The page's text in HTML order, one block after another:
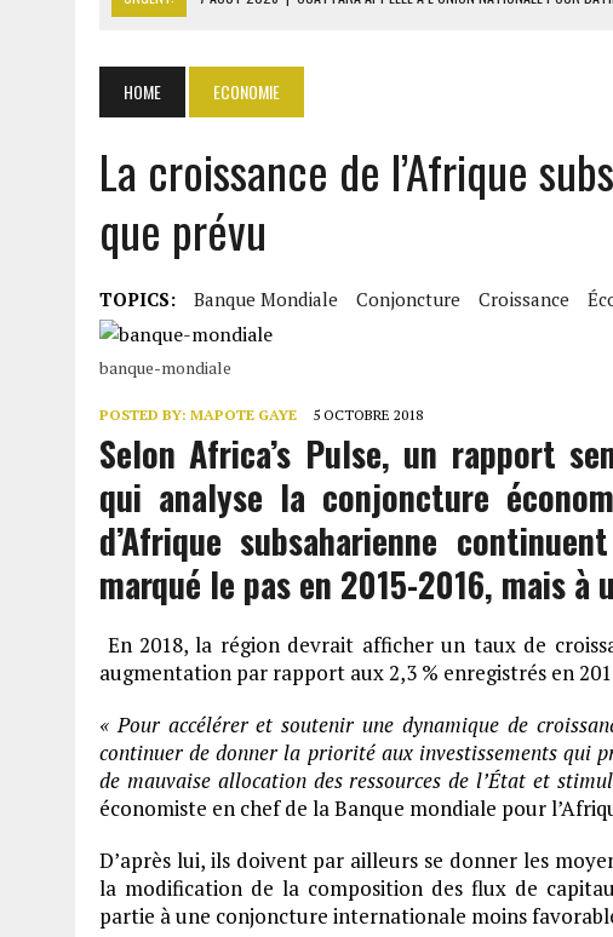
7 AOÛT 2026 | LE PREMIER MINISTRE GUINÉEN SALUE LE MODÈLE IVOIRIEN DE
GAZ GTA : KOSMOS ENERGY ACTUALISE L’AVANCEMENT DU PROJET
HOME ECONOMIE
La croissance de l’Afrique
que prévu
TOPICS: Banque Mondiale Conjoncture Croissance
banque-mondiale
POSTED BY: MAPOTE GAYE 5 OCTOBRE 2018
Selon Africa’s Pulse, un rapport
qui analyse la conjoncture
d’Afrique subsaharienne
marqué le pas en 2015-2016, mais
En 2018, la région devrait afficher un taux de
augmentation par rapport aux 2,3 % enregistrés en
« Pour accélérer et soutenir une dynamique de
continuer de donner la priorité aux investissements qui
de mauvaise allocation des ressources de l’État et
économiste en chef de la Banque mondiale pour
D’après lui, ils doivent par ailleurs se donner les
la modification de la composition des flux de
partie à une conjoncture internationale moins